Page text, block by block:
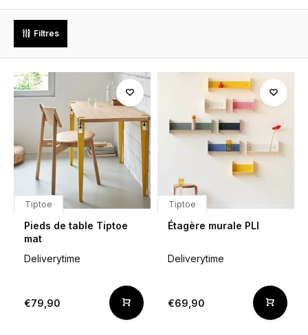
Filtres
Tiptoe
Pieds de table Tiptoe
mat
Deliverytime
€79,90
Tiptoe
Étagère murale PLI
Deliverytime
€69,90